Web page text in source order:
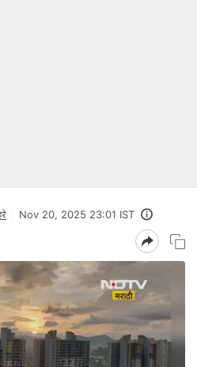
Nov 20, 2025 23:01 IST